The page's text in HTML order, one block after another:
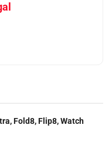
Fold8, Flip8, Watch